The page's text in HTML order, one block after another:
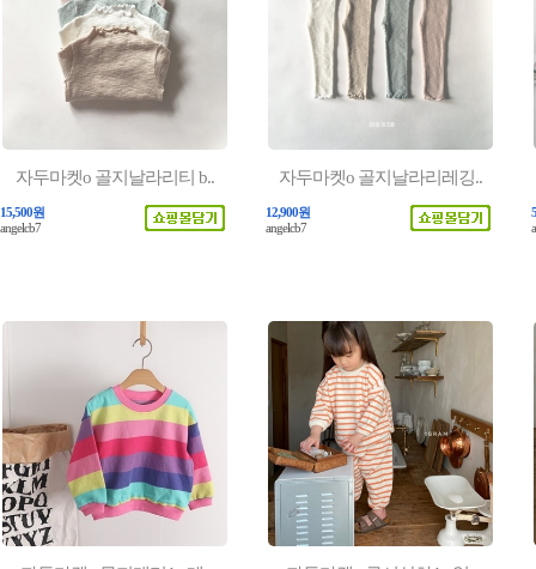
자두마켓o 골지날라리티 b..
15,500원
angelcb7
자두마켓o 골지날라리레깅..
12,900원
angelcb7